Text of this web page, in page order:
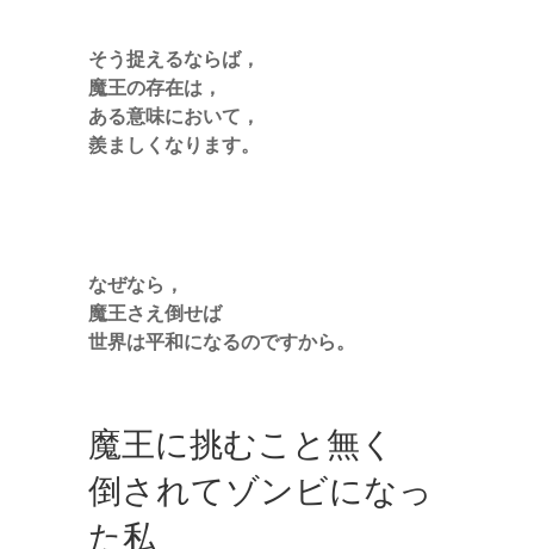
そう捉えるならば，
魔王の存在は，
ある意味において，
羨ましくなります。
なぜなら，
魔王さえ倒せば
世界は平和になるのですから。
魔王に挑むこと無く
倒されてゾンビになっ
た私